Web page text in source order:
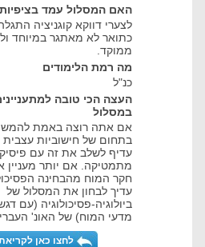
האם המסלול עמד בציפיות
לצערי דווקא קוגניציה
כתואר לא מאתגר במיוחד
ממוקד.
מה רמת הלימודים
כנ"ל
העצה הכי טובה
במסלול
אם אתה רוצה באמת
בתחום של חישוביות עצבית
עדיף לשלב את זה עם
מתמטיקה. אם יותר מעניין
חקר המוח מהבחינה
עדיך לבחון את המסלול של
ביולוגיה-פסיכולוגיה (עם
מדעי המוח) של האונ'
לחצו כאן